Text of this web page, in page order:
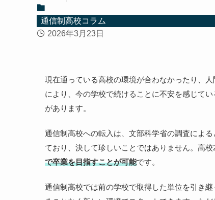
通信制高校コラム
2026年3月23日
現在通っている高校の環境が合わなかったり、
により、今の学校で続けることに不安を感じてい
があります。
通信制高校への転入は、文部科学省の調査による
ており、決して珍しいことではありません。高
で卒業を目指すことが可能です。
通信制高校では前の学校で取得した単位を引き